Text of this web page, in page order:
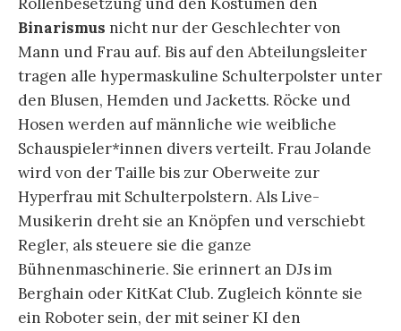
Binarismus nicht nur der Geschlechter von
Mann und Frau auf. Bis auf den Abteilungsleiter
tragen alle hypermaskuline Schulterpolster unter
den Blusen, Hemden und Jacketts. Röcke und
Hosen werden auf männliche wie weibliche
Schauspieler*innen divers verteilt. Frau Jolande
wird von der Taille bis zur Oberweite zur
Hyperfrau mit Schulterpolstern. Als Live-
Musikerin dreht sie an Knöpfen und verschiebt
Regler, als steuere sie die ganze
Bühnenmaschinerie. Sie erinnert an DJs im
Berghain oder KitKat Club. Zugleich könnte sie
ein Roboter sein, der mit seiner KI den